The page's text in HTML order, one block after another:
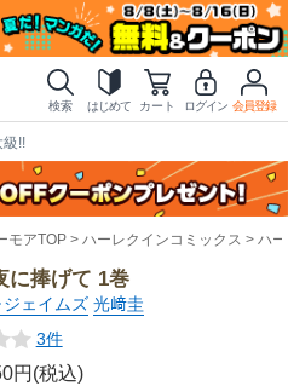
検索 はじめて カート ログイン 会員登録
級!!
モアTOP ハーレクインコミックス ハ
に捧げて 1巻
ジェイムズ 光﨑圭
3件
円(税込)